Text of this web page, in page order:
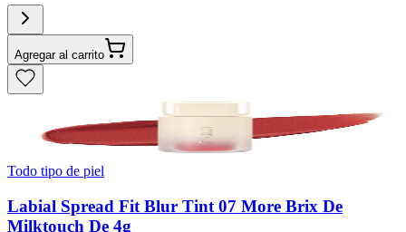
Agregar al carrito
Todo tipo de piel
Labial Spread Fit Blur Tint 07 More Brix De
Milktouch De 4g